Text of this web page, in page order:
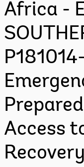
Africa -
Access